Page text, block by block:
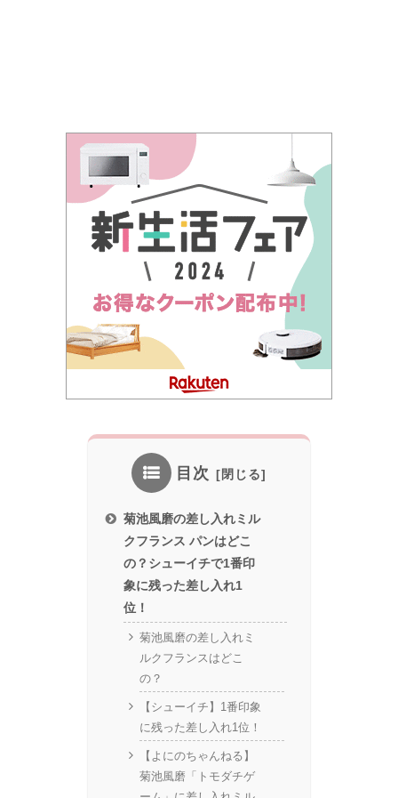
目次
菊池風磨の差し入れミル
クフランス パンはどこ
の？シューイチで1番印
象に残った差し入れ1
位！
菊池風磨の差し入れミ
ルクフランスはどこ
の？
【シューイチ】1番印象
に残った差し入れ1位！
【よにのちゃんねる】
菊池風磨「トモダチゲ